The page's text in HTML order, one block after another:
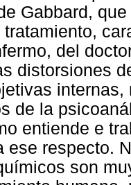
Gabbard,
del
distorsiones
de la
entiende e
ese respecto.
son